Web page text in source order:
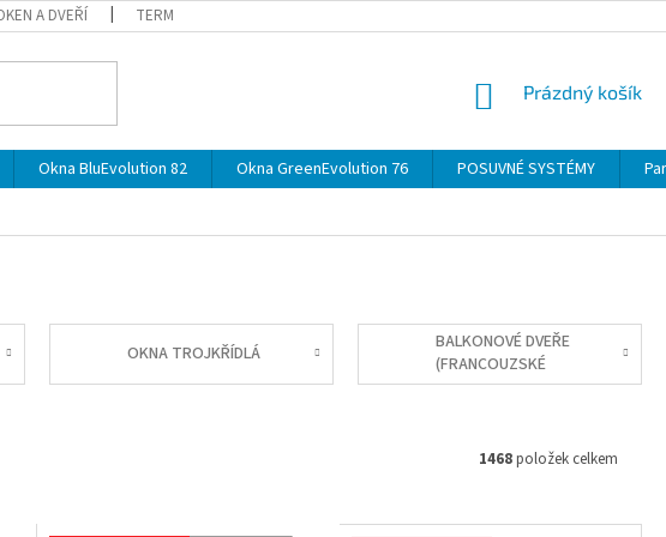
A DVEŘÍ TERMÍNY
NÁKUPNÍ
Prázdný košík
Okna BluEvolution 82 Okna GreenEvolution 76 POSUVNÉ SYSTÉMY
OKNA TROJKŘÍDLÁ
BALKONOVÉ DVEŘE
(FRANCOUZSKÉ
OKNO)
1468položek celkem